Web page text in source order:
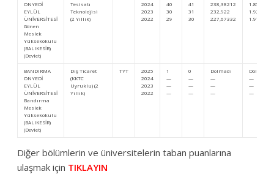
ONYEDİ
EYLÜL
ÜNİVERSİTESİ
Gönen
Meslek
Yüksekokulu
(BALIKESİR)
(Devlet)
Tesisatı
Teknolojisi
(2 Yıllık)
2024
2023
2022
40
30
29
41
31
30
238,38212
232,922
227,67332
1.858.550
1.922.830
1.974.772
BANDIRMA
ONYEDİ
EYLÜL
ÜNİVERSİTESİ
Bandırma
Meslek
Yüksekokulu
(BALIKESİR)
(Devlet)
Dış Ticaret
(KKTC
Uyruklu) (2
Yıllık)
TYT
2025
2024
2023
2022
1
—
—
—
0
—
—
—
Dolmadı
—
—
—
Dolmadı
—
—
—
Diğer bölümlerin ve üniversitelerin taban puanlarına
ulaşmak için TIKLAYIN